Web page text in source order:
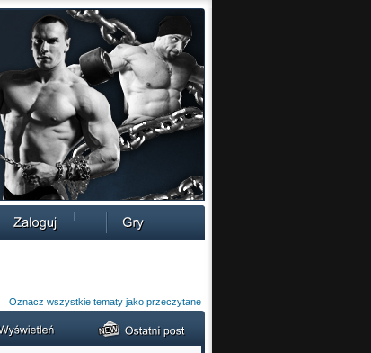
Oznacz wszystkie tematy jako przeczytane